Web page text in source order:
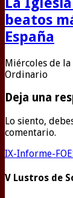
beatos
España
Miércoles de
Ordinario
Deja una
Lo siento,
comentario.
IX-Informe-
V Lustros de